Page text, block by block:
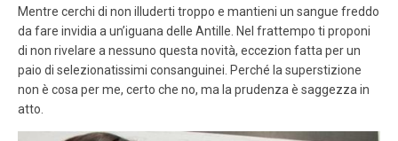
Mentre cerchi di non illuderti troppo e mantieni un sangue freddo
da fare invidia a un’iguana delle Antille. Nel frattempo ti proponi
di non rivelare a nessuno questa novità, eccezion fatta per un
paio di selezionatissimi consanguinei. Perché la superstizione
non è cosa per me, certo che no, ma la prudenza è saggezza in
atto.